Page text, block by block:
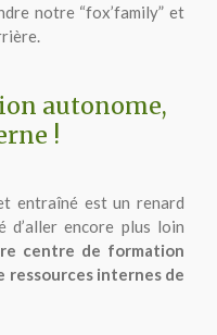
notre “fox’family” et
autonome,
!
entraîné est un renard
d’aller encore plus loin
centre de formation
ressources internes de